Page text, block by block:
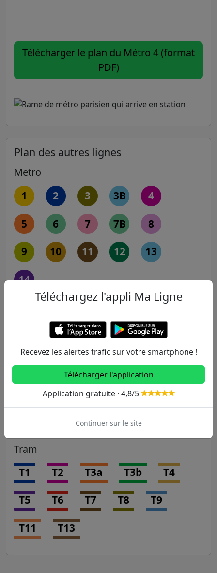
Télécharger le plan du Métro 4 (format
PDF)
Plan des autres lignes
Metro
1 2 3 3B 4
5 6 7 7B 8
9 10 11 12 13
14
RER
B C D E
Transilien
J K L N
U
Tram
T1 T2 T3a T3b T4
T5 T6 T7 T8 T9
T11 T13
Téléchargez l'appli Ma Ligne
Recevez les alertes trafic sur votre smartphone !
Télécharger l'application
Application gratuite · 4,8/5
Continuer sur le site